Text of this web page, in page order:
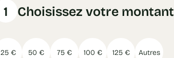
1 Choisissez votre montant
25 € 50 € 75 € 100 € 125 € Autres